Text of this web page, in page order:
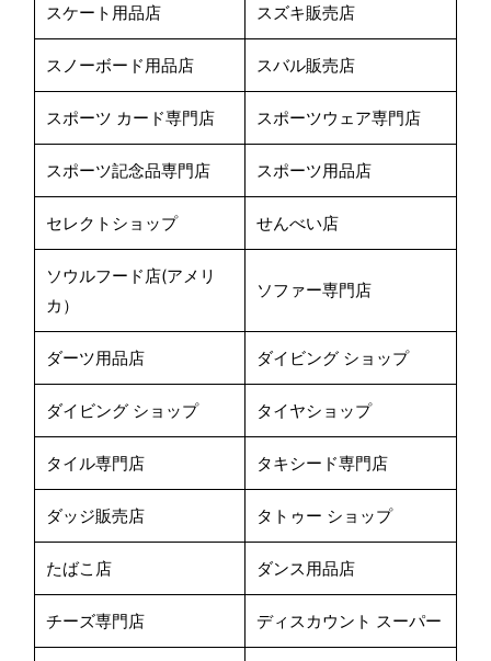
スケート用品店 スズキ販売店
スノーボード用品店 スバル販売店
スポーツ カード専門店 スポーツウェア専門店
スポーツ記念品専門店 スポーツ用品店
セレクトショップ せんべい店
ソウルフード店(アメリ
カ）
ソファー専門店
ダーツ用品店 ダイビング ショップ
ダイビング ショップ タイヤショップ
タイル専門店 タキシード専門店
ダッジ販売店 タトゥー ショップ
たばこ店 ダンス用品店
チーズ専門店 ディスカウント スーパー